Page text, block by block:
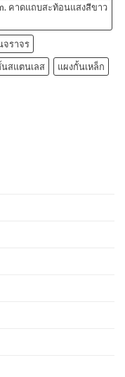
คาดแถบสะท้อนแสงสีขาว
จราจร
นสแตนเลส
แผงกั้นเหล็ก